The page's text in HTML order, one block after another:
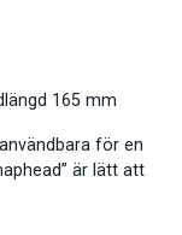
165 mm
för en
är lätt att